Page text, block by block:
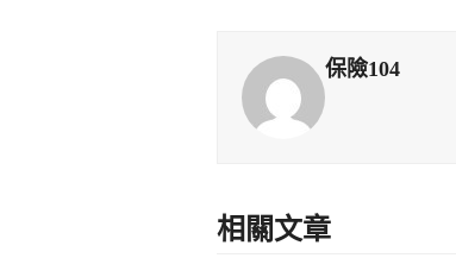
保險104
相關文章